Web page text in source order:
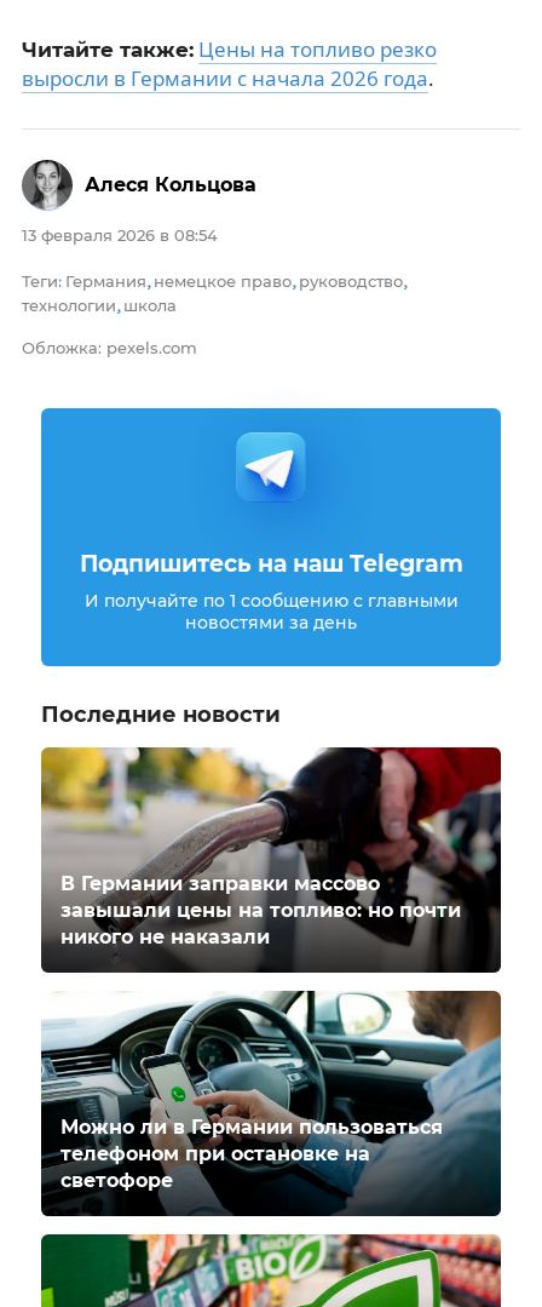
Читайте также: Цены на топливо резко
выросли в Германии с начала 2026 года.
13 февраля 2026 в 08:54
Теги: Германия, немецкое право, руководство,
технологии, школа
Обложка: pexels.com
Алеся Кольцова
Подпишитесь на наш Telegram
И получайте по 1 сообщению с главными
новостями за день
Последние новости
В Германии заправки массово
завышали цены на топливо: но почти
никого не наказали
Можно ли в Германии пользоваться
телефоном при остановке на
светофоре